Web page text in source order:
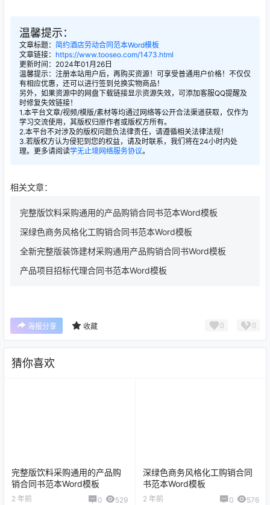
温馨提示：
文章标题： 简约酒店劳动合同范本Word模板
文章链接： https://www.tooseo.com/1473.html
更新时间：2024年01月26日
温馨提示：注册本站用户后，再购买资源！可享受普通用户价格！不仅仅
有相应优惠，还可以进行签到兑换实物商品！
另外，如果资源中的网盘下载链接显示资源失效，可添加客服QQ提醒及
时修复失效链接！
1.本平台文章/视频/模版/素材等均通过网络等公开合法渠道获取，仅作为
学习交流使用，其版权归原作者或版权方所有。
2.本平台不对涉及的版权问题负法律责任，请遵循相关法律法规！
3.若版权方认为侵犯到您的权益，请及时联系，我们将在24小时内处
理。更多请阅读学无止境网络服务协议。
相关文章：
完整版饮料采购通用的产品购销合同书范本Word模板
深绿色商务风格化工购销合同书范本Word模板
全新完整版装饰建材采购通用产品购销合同书Word模板
产品项目招标代理合同书范本Word模板
海报分享 收藏 0 0
猜你喜欢
完整版饮料采购通用的产品购
销合同书范本Word模板
2 年前 0 529
深绿色商务风格化工购销合同
书范本Word模板
2 年前 0 576